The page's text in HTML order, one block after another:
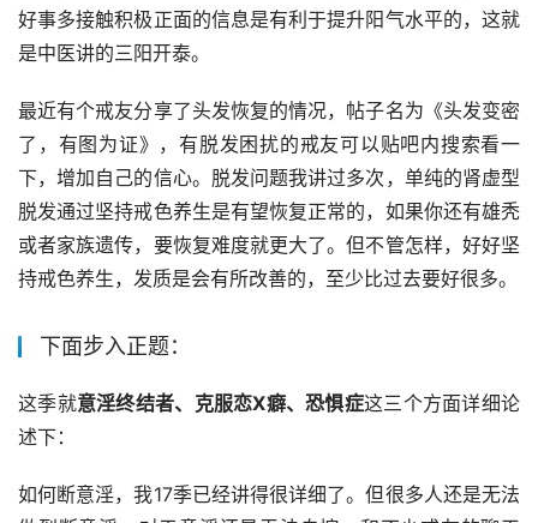
好事多接触积极正面的信息是有利于提升阳气水平的，这就
是中医讲的三阳开泰。
最近有个戒友分享了头发恢复的情况，帖子名为《头发变密
了，有图为证》，有脱发困扰的戒友可以贴吧内搜索看一
下，增加自己的信心。脱发问题我讲过多次，单纯的肾虚型
脱发通过坚持戒色养生是有望恢复正常的，如果你还有雄秃
或者家族遗传，要恢复难度就更大了。但不管怎样，好好坚
持戒色养生，发质是会有所改善的，至少比过去要好很多。
下面步入正题：
这季就意淫终结者、克服恋X癖、恐惧症这三个方面详细论
述下：
如何断意淫，我17季已经讲得很详细了。但很多人还是无法